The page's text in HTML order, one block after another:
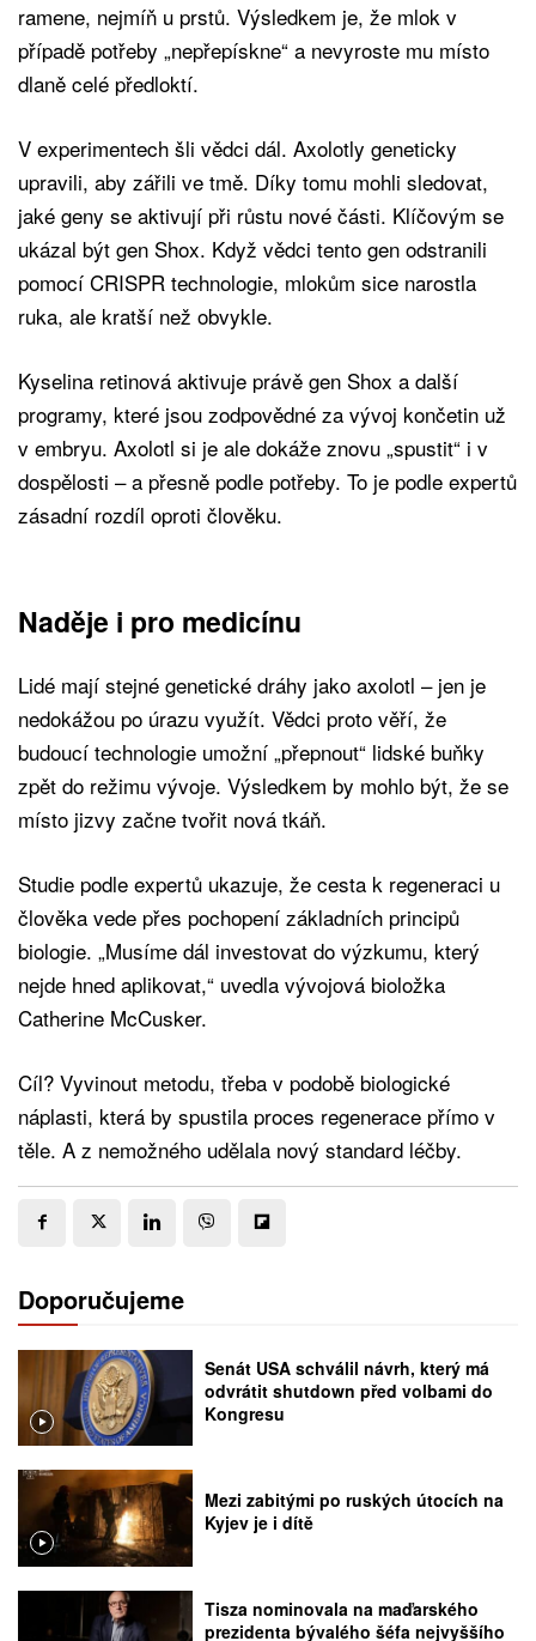
ramene, nejmíň u prstů. Výsledkem je, že mlok v
případě potřeby „nepřepískne“ a nevyroste mu místo
dlaně celé předloktí.
V experimentech šli vědci dál. Axolotly geneticky
upravili, aby zářili ve tmě. Díky tomu mohli sledovat,
jaké geny se aktivují při růstu nové části. Klíčovým se
ukázal být gen Shox. Když vědci tento gen odstranili
pomocí CRISPR technologie, mlokům sice narostla
ruka, ale kratší než obvykle.
Kyselina retinová aktivuje právě gen Shox a další
programy, které jsou zodpovědné za vývoj končetin už
v embryu. Axolotl si je ale dokáže znovu „spustit“ i v
dospělosti – a přesně podle potřeby. To je podle expertů
zásadní rozdíl oproti člověku.
Naděje i pro medicínu
Lidé mají stejné genetické dráhy jako axolotl – jen je
nedokážou po úrazu využít. Vědci proto věří, že
budoucí technologie umožní „přepnout“ lidské buňky
zpět do režimu vývoje. Výsledkem by mohlo být, že se
místo jizvy začne tvořit nová tkáň.
Studie podle expertů ukazuje, že cesta k regeneraci u
člověka vede přes pochopení základních principů
biologie. „Musíme dál investovat do výzkumu, který
nejde hned aplikovat,“ uvedla vývojová bioložka
Catherine McCusker.
Cíl? Vyvinout metodu, třeba v podobě biologické
náplasti, která by spustila proces regenerace přímo v
těle. A z nemožného udělala nový standard léčby.
Doporučujeme
Senát USA schválil návrh, který má
odvrátit shutdown před volbami do
Kongresu
Mezi zabitými po ruských útocích na
Kyjev je i dítě
Tisza nominovala na maďarského
prezidenta bývalého šéfa nejvyššího